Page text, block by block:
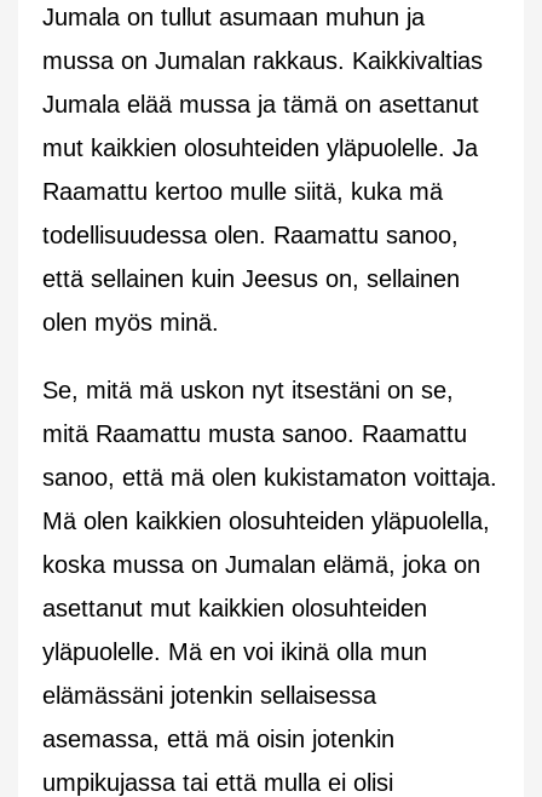
Jumala on tullut asumaan muhun ja
mussa on Jumalan rakkaus. Kaikkivaltias
Jumala elää mussa ja tämä on asettanut
mut kaikkien olosuhteiden yläpuolelle. Ja
Raamattu kertoo mulle siitä, kuka mä
todellisuudessa olen. Raamattu sanoo,
että sellainen kuin Jeesus on, sellainen
olen myös minä.
Se, mitä mä uskon nyt itsestäni on se,
mitä Raamattu musta sanoo. Raamattu
sanoo, että mä olen kukistamaton voittaja.
Mä olen kaikkien olosuhteiden yläpuolella,
koska mussa on Jumalan elämä, joka on
asettanut mut kaikkien olosuhteiden
yläpuolelle. Mä en voi ikinä olla mun
elämässäni jotenkin sellaisessa
asemassa, että mä oisin jotenkin
umpikujassa tai että mulla ei olisi